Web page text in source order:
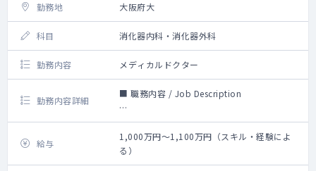
勤務地 大阪府大
科目 消化器内科・消化器外科
勤務内容 メディカルドクター
勤務内容詳細
■ 職務内容 / Job Description
オンコロジー領域のScientific expertとして顧
客の1次対応窓口として関係構築をおこない、
メディカル活動をけん引する。
本領域における製品を担当し、新製品の上市
給与
1,000万円～1,100万円（スキル・経験によ
る）